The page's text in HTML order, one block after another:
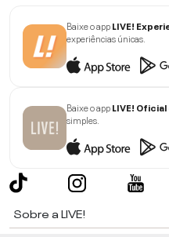
Baixe o appLIVE!
experiências únicas.
Baixe o appLIVE! Oficial
simples.
Sobre a LIVE!